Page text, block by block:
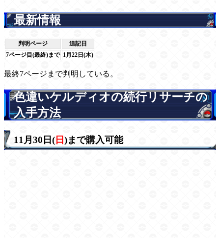
最新情報
判明ページ
追記日
7ページ目(最終)まで 1月22日(木)
最終7ページまで判明している。
色違いケルディオの続行リサーチの
入手方法
11月30日( 日)まで購入可能